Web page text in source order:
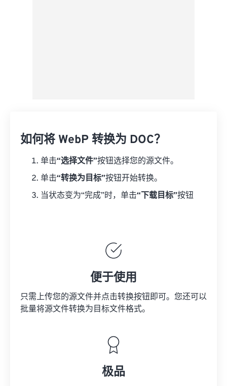
如何将 WebP 转换为 DOC？
单击“选择文件”按钮选择您的源文件。
单击“转换为目标”按钮开始转换。
当状态变为“完成”时，单击“下载目标”按钮
便于使用
只需上传您的源文件并点击转换按钮即可。您还可以
批量将源文件转换为目标文件格式。
极品